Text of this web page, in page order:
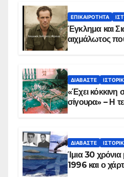
ΕΠΙΚΑΙΡΌΤΗΤΑ
Έγκλημα και
αιχμάλωτος
ΔΙΑΒΆΣΤΕ
«Έχει κόκκινη
σίγουρα» – Η
ΔΙΑΒΆΣΤΕ
Ίμια 30 χρόνια